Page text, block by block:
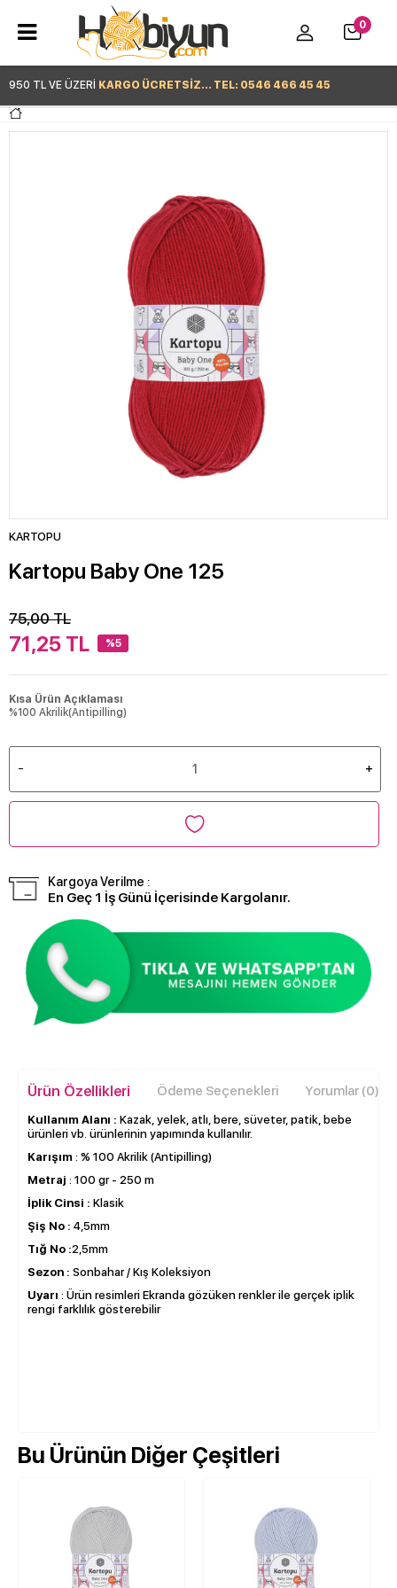
950 TL VE ÜZERİ KARGO ÜCRETSİZ... TEL: 0546 466 45 45
0
KARTOPU
Kartopu Baby One 125
75,00TL
71,25 TL %5
Kısa Ürün Açıklaması
%100 Akrilik(Antipilling)
Kargoya Verilme :
En Geç 1 İş Günü İçerisinde Kargolanır.
Ürün Özellikleri Ödeme Seçenekleri Yorumlar (0)
Kullanım Alanı : Kazak, yelek, atlı, bere, süveter, patik, bebe
ürünleri vb. ürünlerinin yapımında kullanılır.
Karışım : % 100 Akrilik (Antipilling)
Metraj : 100 gr - 250 m
İplik Cinsi : Klasik
Şiş No : 4,5mm
Tığ No :2,5mm
Sezon : Sonbahar / Kış Koleksiyon
Uyarı : Ürün resimleri Ekranda gözüken renkler ile gerçek iplik
rengi farklılık gösterebilir
Bu Ürünün Diğer Çeşitleri